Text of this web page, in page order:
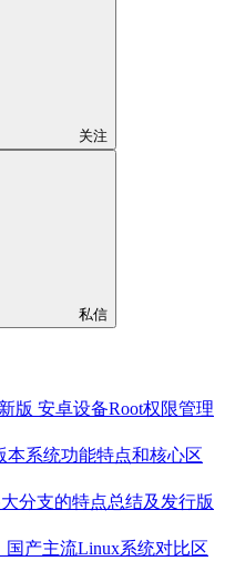
关注
私信
版 安卓设备Root权限管理
本系统功能特点和核心区
分支的特点总结及发行版
国产主流Linux系统对比区